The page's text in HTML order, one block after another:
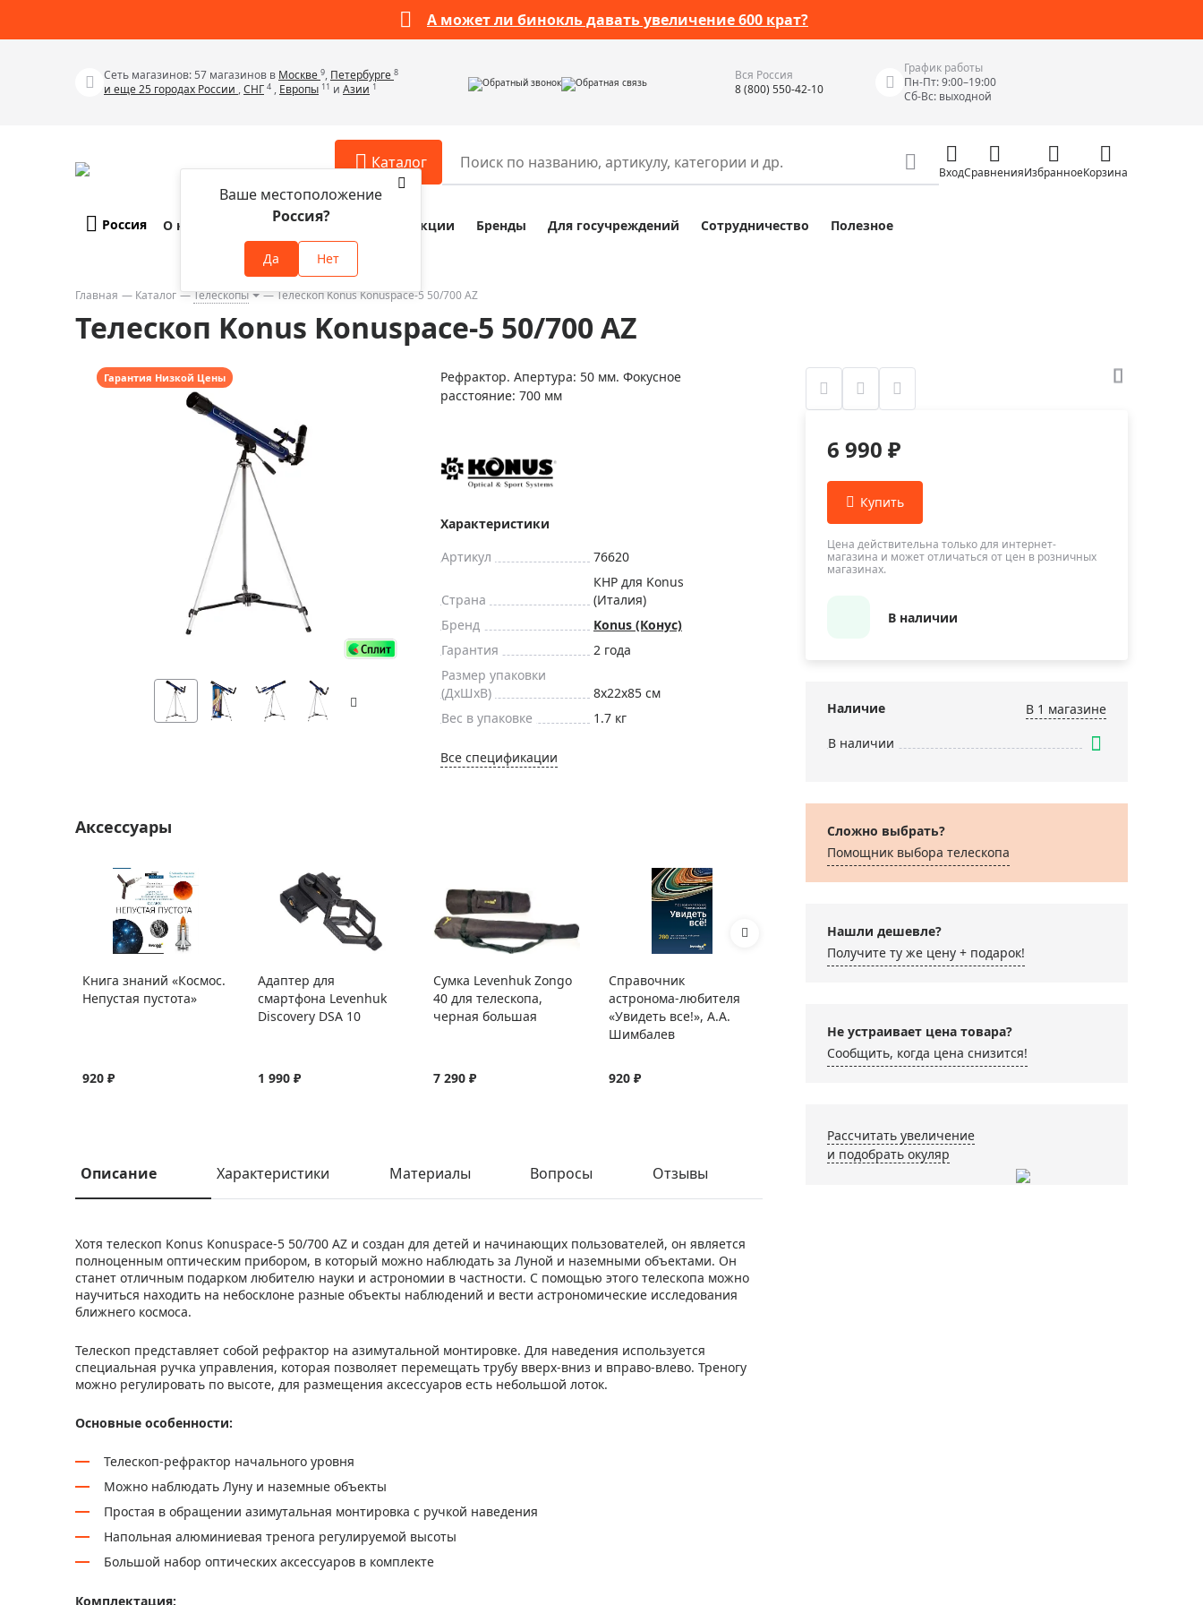
А может ли бинокль давать увеличение 600 крат?
Сеть магазинов: 57 магазинов в Москве 9, Петербурге 8
и еще 25 городах России ,СНГ 4 , Европы 11 и Азии 1 Обратный звонок Обратная связь
Вся Россия
8 (800) 550-42-10
График работы
Пн-Пт: 9:00–19:00
Сб-Вс: выходной
Каталог
Телескопы
Бинокли
Зрительные трубы
Лупы
Приборы ночного видения
Метеостанции, барометры, часы
Discovery (Дискавери)
Оптика для детей Levenhuk LabZZ
Подарки
Хиты продаж
Аксессуары для микроскопов
Аксессуары для зрительных труб
Аксессуары для биноклей
Аксессуары для луп
Аксессуары для приборов ночного
Распродажа оптики по специальным
Распродажа выставочных образцов
Разное
Наборы исследователя Bresser Junior
Глобусы
Фонари
Элементы питания, карты памяти
Фотоловушки
Измерительные инструменты
Приборы неразрушающего контроля
Приборы теплового контроля
Детекторы проводки
Влагомеры (датчики влажности)
Измерители параметров окружающей
среды
Видеоэндоскопы
ВходСравненияИзбранноеКорзина
Россия
Ваше местоположение
Россия?
Да Нет
О компании Оплата и доставка Акции Бренды Для госучреждений Сотрудничество Полезное
Главная Каталог Телескопы Телескоп Konus Konuspace-5 50/700 AZ
Телескоп Konus Konuspace-5 50/700 AZ
Гарантия Низкой Цены
Рефрактор. Апертура: 50 мм. Фокусное
расстояние: 700 мм
Характеристики
Артикул
76620
Страна
КНР для Konus
(Италия)
Бренд
Konus (Конус)
Гарантия
2 года
Размер упаковки
(ДxШxВ)
8x22x85 см
Вес в упаковке
1.7 кг
Все спецификации
Аксессуары
Книга знаний «Космос.
Непустая пустота»
920 ₽
Адаптер для
смартфона Levenhuk
Discovery DSA 10
1 990 ₽
Сумка Levenhuk Zongo
40 для телескопа,
черная большая
7 290 ₽
Справочник
астронома-любителя
«Увидеть все!», А.А.
Шимбалев
920 ₽
Описание Характеристики Материалы Вопросы Отзывы
Хотя телескоп Konus Konuspace-5 50/700 AZ и создан для детей и начинающих пользователей, он является
полноценным оптическим прибором, в который можно наблюдать за Луной и наземными объектами. Он
станет отличным подарком любителю науки и астрономии в частности. С помощью этого телескопа можно
научиться находить на небосклоне разные объекты наблюдений и вести астрономические исследования
ближнего космоса.
Телескоп представляет собой рефрактор на азимутальной монтировке. Для наведения используется
специальная ручка управления, которая позволяет перемещать трубу вверх-вниз и вправо-влево. Треногу
можно регулировать по высоте, для размещения аксессуаров есть небольшой лоток.
Основные особенности:
Телескоп-рефрактор начального уровня
Можно наблюдать Луну и наземные объекты
Простая в обращении азимутальная монтировка с ручкой наведения
Напольная алюминиевая тренога регулируемой высоты
Большой набор оптических аксессуаров в комплекте
Комплектация:
6 990 ₽
Цена действительна только для интернет-
магазина и может отличаться от цен в розничных
магазинах.
В наличии
Наличие
В 1 магазинe
В наличии
Сложно выбрать?
Помощник выбора телескопа
Нашли дешевле?
Получите ту же цену + подарок!
Не устраивает цена товара?
Сообщить, когда цена снизится!
Рассчитать увеличение
и подобрать окуляр